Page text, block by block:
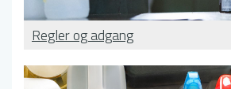
Regler og adgang